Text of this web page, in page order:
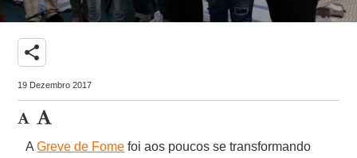
share
19 Dezembro 2017
AGreve de Fome foi aos poucos se transformando